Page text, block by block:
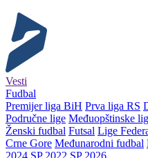
Vesti
Fudbal
Premijer liga BiH Prva liga RS
Područne lige Međuopštinske
Ženski fudbal Futsal Lige
Crne Gore Međunarodni fudbal
2024 SP 2022 SP 2026